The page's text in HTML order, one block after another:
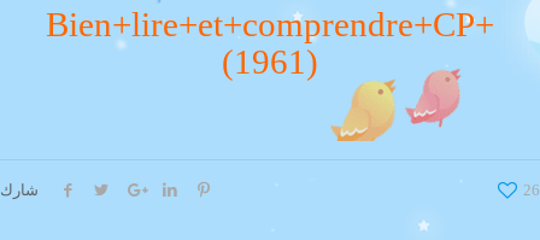
Bien+lire+et+comprendre+CP+
(1961)
شارك 26